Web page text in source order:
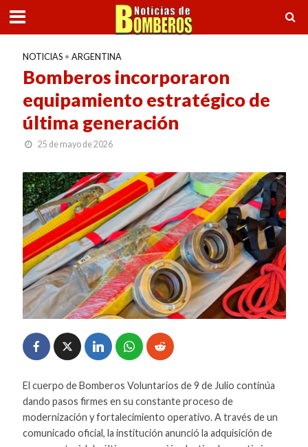
NOTICIAS • ARGENTINA
Bomberos incorporaron
equipamiento estratégico de
última generación
25 de mayo de 2026
El cuerpo de Bomberos Voluntarios de 9 de Julio continúa
dando pasos firmes en su constante proceso de
modernización y fortalecimiento operativo. A través de un
comunicado oficial, la institución anunció la adquisición de